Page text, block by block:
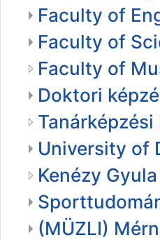
Faculty of
Faculty of
Faculty of
Doktori
Tanárképzési
University of
Kenézy
(MÜZLI)